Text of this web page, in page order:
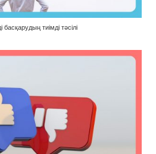
басқарудың тиімді тәсілі